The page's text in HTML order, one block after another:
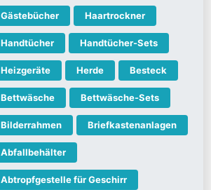
Gästebücher Haartrockner
Handtücher Handtücher-Sets
Heizgeräte Herde Besteck
Bettwäsche Bettwäsche-Sets
Bilderrahmen Briefkastenanlagen
Abfallbehälter
Abtropfgestelle für Geschirr